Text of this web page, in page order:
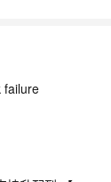
failure